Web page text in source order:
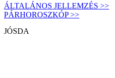
ÁLTALÁNOS JELLEMZÉS >>
PÁRHOROSZKÓP >>
JÓSDA